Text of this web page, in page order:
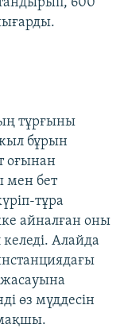
600
тұрғыны
бұрын
оғынан
мен бет
тұра
айналған оны
Алайда
жасауына
өз мүддесін